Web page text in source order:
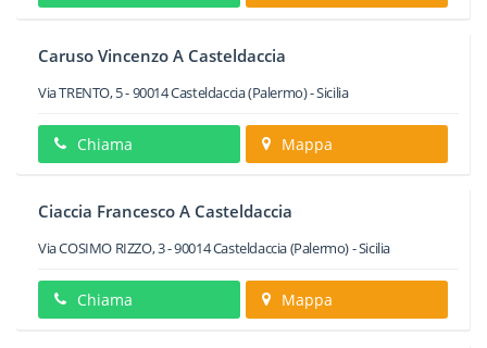
Caruso Vincenzo A Casteldaccia
Via TRENTO, 5-90014Casteldaccia(Palermo) -Sicilia
Chiama Mappa
Ciaccia Francesco A Casteldaccia
Via COSIMO RIZZO, 3-90014Casteldaccia(Palermo) -Sicilia
Chiama Mappa